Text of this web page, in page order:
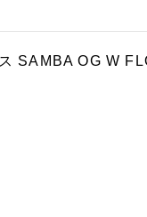
SAMBA OG W